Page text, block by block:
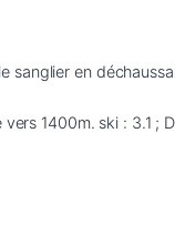
en
1400m. ski : 3.1 ;